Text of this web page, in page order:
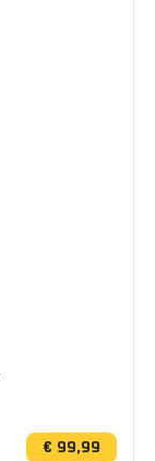
€ 99,99